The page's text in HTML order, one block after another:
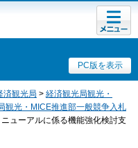
PC版を表示
メニュ
ー
済観光局 > 経済観光局観光・
観光・MICE推進部一般競争入札
ューアルに係る機能強化検討支